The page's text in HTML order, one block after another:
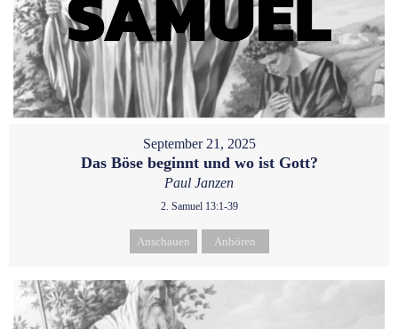
September 21, 2025
Das Böse beginnt und wo ist Gott?
Paul Janzen
2. Samuel 13:1-39
Anschauen Anhören